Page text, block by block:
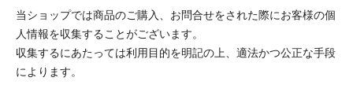
当ショップでは商品のご購入、お問合せをされた際にお客様の個
人情報を収集することがございます。
収集するにあたっては利用目的を明記の上、適法かつ公正な手段
によります。